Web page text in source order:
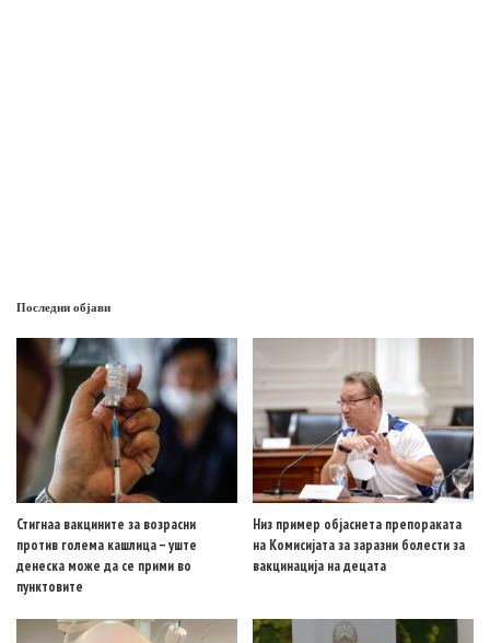
Последни објави
Стигнаа вакцините за возрасни
против голема кашлица – уште
денеска може да се прими во
пунктовите
Низ пример објаснета препораката
на Комисијата за заразни болести за
вакцинација на децата